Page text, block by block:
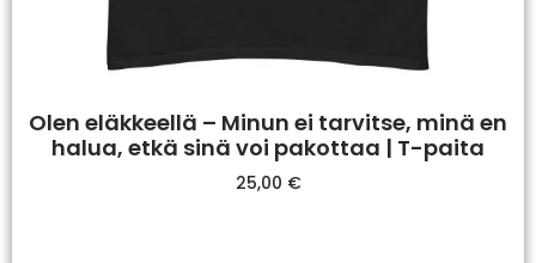
Olen eläkkeellä – Minun ei tarvitse, minä en
halua, etkä sinä voi pakottaa | T-paita
25,00 €